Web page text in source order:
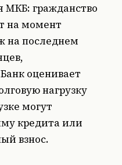
МКБ: гражданство
на момент
на последнем
оценивает
нагрузку
могут
кредита или
взнос.